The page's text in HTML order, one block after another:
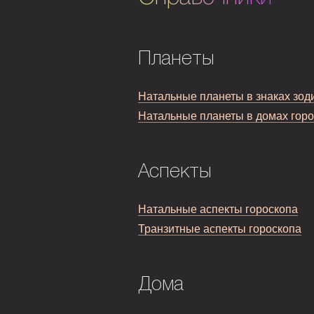
Планеты
Натальные планеты в знаках
Натальные планеты в домах
Аспекты
Натальные аспекты гороскопа
Транзитные аспекты гороскопа
Дома